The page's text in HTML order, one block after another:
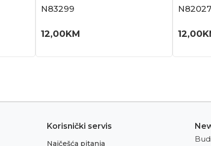
N83299
12,00KM
N82027
12,00
Korisnički servis
Najčešća pitanja